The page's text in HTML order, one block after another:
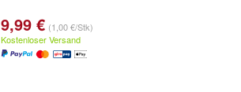
9,99 € (1,00 €/Stk)
Kostenloser Versand